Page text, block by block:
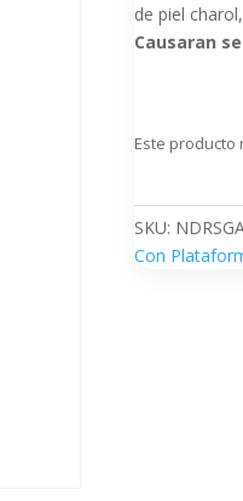
de piel
Causaran
Este producto
SKU:
Con